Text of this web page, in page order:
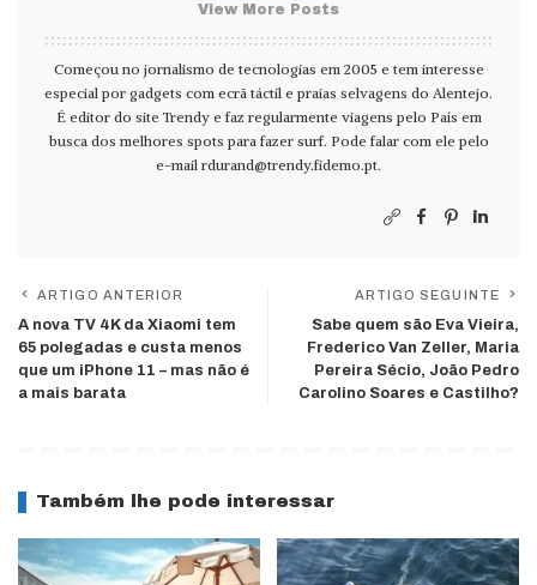
View More Posts
Começou no jornalismo de tecnologias em 2005 e tem interesse
especial por gadgets com ecrã táctil e praias selvagens do Alentejo.
É editor do site Trendy e faz regularmente viagens pelo País em
busca dos melhores spots para fazer surf. Pode falar com ele pelo
e-mail rdurand@trendy.fidemo.pt.
ARTIGO ANTERIOR
A nova TV 4K da Xiaomi tem
65 polegadas e custa menos
que um iPhone 11 – mas não é
a mais barata
ARTIGO SEGUINTE
Sabe quem são Eva Vieira,
Frederico Van Zeller, Maria
Pereira Sécio, João Pedro
Carolino Soares e Castilho?
Também lhe pode interessar